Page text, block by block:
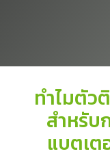
ทำไมตัว
สำหรับ
แบตเ